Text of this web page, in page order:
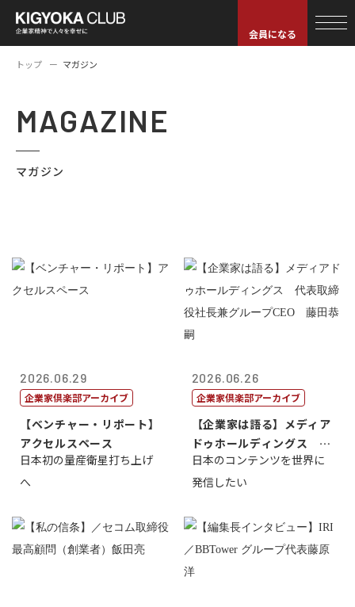
会員になる
トップ マガジン
MAGAZINE
マガジン
2026.06.29
企業家倶楽部アーカイブ
【ベンチャー・リポート】
アクセルスペース
日本初の量産衛星打ち上げ
へ
2026.06.26
企業家倶楽部アーカイブ
【企業家は語る】メディア
ドゥホールディングス 代
表取締役社長...
日本のコンテンツを世界に
発信したい